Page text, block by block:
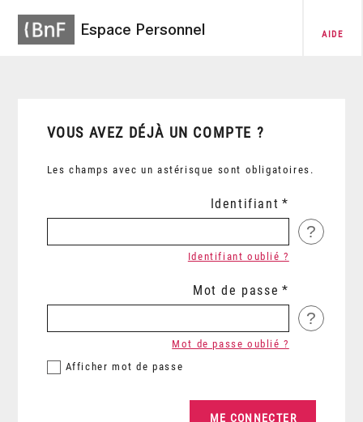
Espace Personnel AIDE
VOUS AVEZ DÉJÀ UN COMPTE ?
Les champs avec un astérisque sont obligatoires.
Identifiant
?
Identifiant oublié ?
Mot de passe
?
Afficher mot de passe
Mot de passe oublié ?